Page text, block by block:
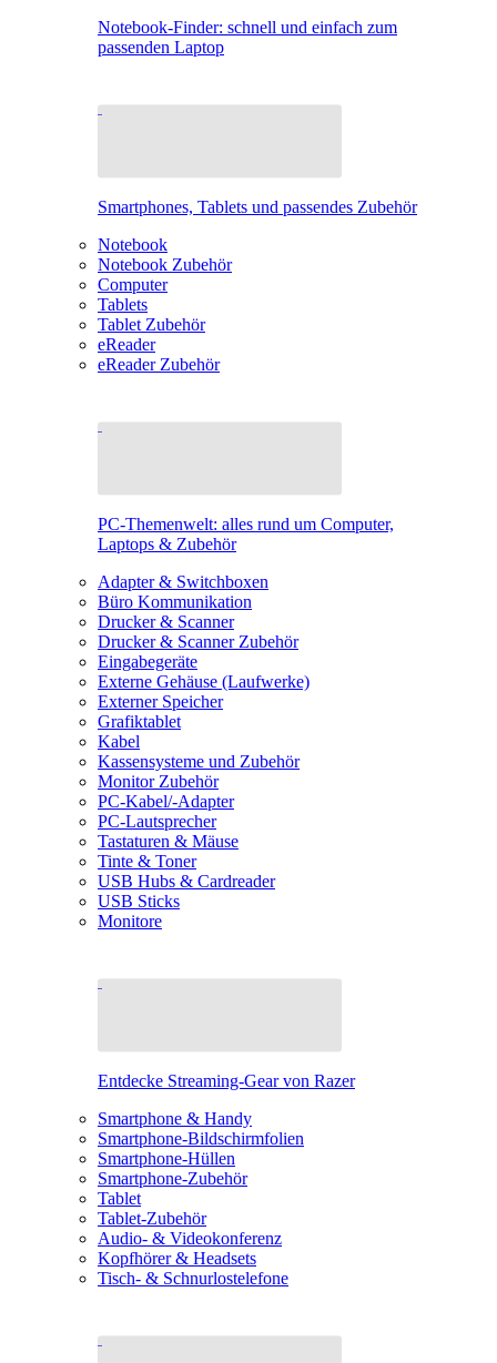
Notebook-Finder: schnell und einfach zum
passenden Laptop
Smartphones, Tablets und passendes Zubehör
Notebook
Notebook Zubehör
Computer
Tablets
Tablet Zubehör
eReader
eReader Zubehör
PC-Themenwelt: alles rund um Computer,
Laptops & Zubehör
Adapter & Switchboxen
Büro Kommunikation
Drucker & Scanner
Drucker & Scanner Zubehör
Eingabegeräte
Externe Gehäuse (Laufwerke)
Externer Speicher
Grafiktablet
Kabel
Kassensysteme und Zubehör
Monitor Zubehör
PC-Kabel/-Adapter
PC-Lautsprecher
Tastaturen & Mäuse
Tinte & Toner
USB Hubs & Cardreader
USB Sticks
Monitore
Entdecke Streaming-Gear von Razer
Smartphone & Handy
Smartphone-Bildschirmfolien
Smartphone-Hüllen
Smartphone-Zubehör
Tablet
Tablet-Zubehör
Audio- & Videokonferenz
Kopfhörer & Headsets
Tisch- & Schnurlostelefone